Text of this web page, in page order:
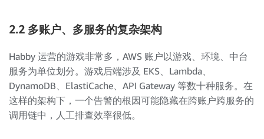
2.2 多账户、多服务的复杂架构
Habby 运营的游戏非常多，AWS 账户以游戏、环境、中台
服务为单位划分。游戏后端涉及 EKS、Lambda、
DynamoDB、ElastiCache、API Gateway 等数十种服务。在
这样的架构下，一个告警的根因可能隐藏在跨账户跨服务的
调用链中，人工排查效率很低。